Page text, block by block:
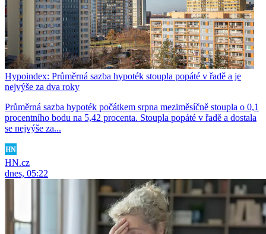
Hypoindex: Průměrná sazba hypoték stoupla popáté v řadě a je
nejvýše za dva roky
Průměrná sazba hypoték počátkem srpna meziměsíčně stoupla o 0,1
procentního bodu na 5,42 procenta. Stoupla popáté v řadě a dostala
se nejvýše za...
HN.cz
dnes, 05:22